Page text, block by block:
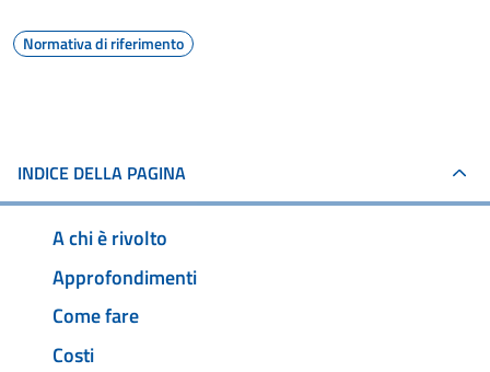
Normativa di riferimento
INDICE DELLA PAGINA
A chi è rivolto
Approfondimenti
Come fare
Costi